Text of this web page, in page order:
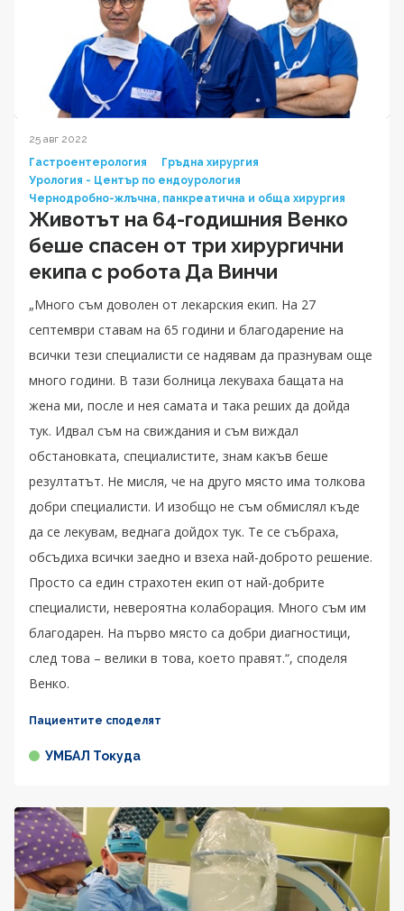
25 авг 2022
Гастроентерология
Гръдна хирургия
Урология - Център по ендоурология
Чернодробно-жлъчна, панкреатична и обща хирургия
Животът на 64-годишния Венко
беше спасен от три хирургични
екипа с робота Да Винчи
„Много съм доволен от лекарския екип. На 27
септември ставам на 65 години и благодарение на
всички тези специалисти се надявам да празнувам още
много години. В тази болница лекуваха бащата на
жена ми, после и нея самата и така реших да дойда
тук. Идвал съм на свиждания и съм виждал
обстановката, специалистите, знам какъв беше
резултатът. Не мисля, че на друго място има толкова
добри специалисти. И изобщо не съм обмислял къде
да се лекувам, веднага дойдох тук. Те се събраха,
обсъдиха всички заедно и взеха най-доброто решение.
Просто са един страхотен екип от най-добрите
специалисти, невероятна колаборация. Много съм им
благодарен. На първо място са добри диагностици,
след това – велики в това, което правят.“, споделя
Венко.
Пациентите споделят
УМБАЛ Токуда